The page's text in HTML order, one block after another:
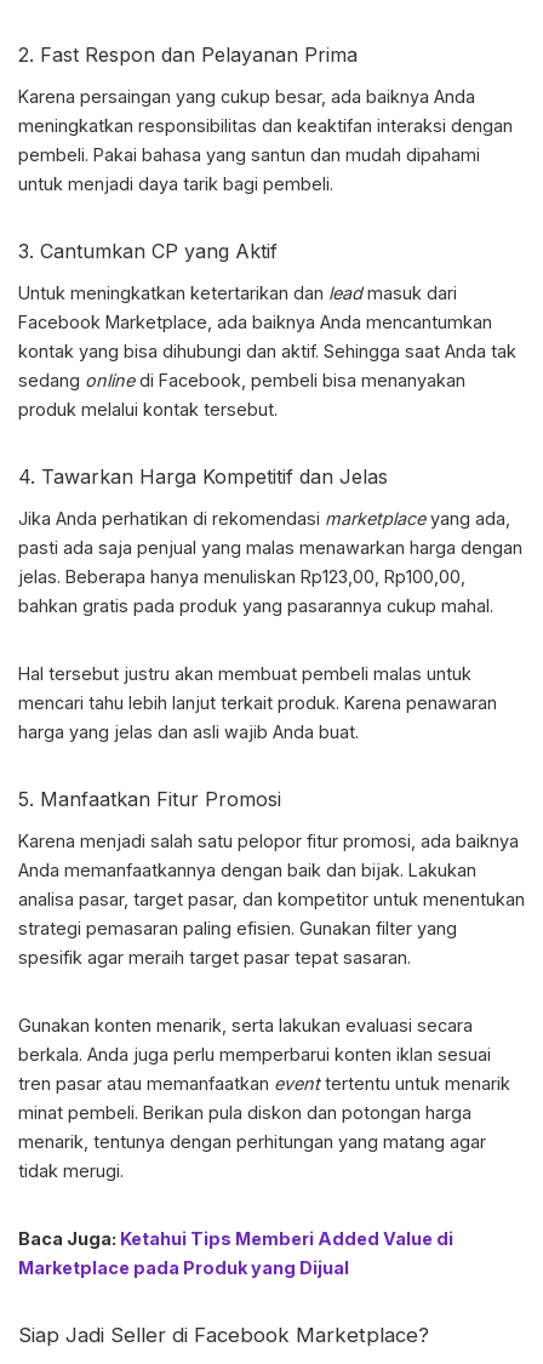
2. Fast Respon dan Pelayanan Prima
Karena persaingan yang cukup besar, ada baiknya Anda
meningkatkan responsibilitas dan keaktifan interaksi dengan
pembeli. Pakai bahasa yang santun dan mudah dipahami
untuk menjadi daya tarik bagi pembeli.
3. Cantumkan CP yang Aktif
Untuk meningkatkan ketertarikan dan leadmasuk dari
Facebook Marketplace , ada baiknya Anda mencantumkan
kontak yang bisa dihubungi dan aktif. Sehingga saat Anda tak
sedang onlinedi Facebook, pembeli bisa menanyakan
produk melalui kontak tersebut.
4. Tawarkan Harga Kompetitif dan Jelas
Jika Anda perhatikan di rekomendasi marketplaceyang ada,
pasti ada saja penjual yang malas menawarkan harga dengan
jelas. Beberapa hanya menuliskan Rp123,00, Rp100,00,
bahkan gratis pada produk yang pasarannya cukup mahal.
Hal tersebut justru akan membuat pembeli malas untuk
mencari tahu lebih lanjut terkait produk. Karena penawaran
harga yang jelas dan asli wajib Anda buat.
5. Manfaatkan Fitur Promosi
Karena menjadi salah satu pelopor fitur promosi, ada baiknya
Anda memanfaatkannya dengan baik dan bijak. Lakukan
analisa pasar, target pasar, dan kompetitor untuk menentukan
strategi pemasaran paling efisien. Gunakan filter yang
spesifik agar meraih target pasar tepat sasaran.
Gunakan konten menarik, serta lakukan evaluasi secara
berkala. Anda juga perlu memperbarui konten iklan sesuai
tren pasar atau memanfaatkan eventtertentu untuk menarik
minat pembeli. Berikan pula diskon dan potongan harga
menarik, tentunya dengan perhitungan yang matang agar
tidak merugi.
Baca Juga: Ketahui Tips Memberi Added Value di
Marketplace pada Produk yang Dijual
Siap Jadi Seller di Facebook Marketplace?